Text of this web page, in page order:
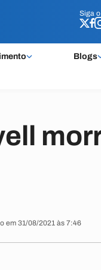
Siga o
Blogs
Siga o
em 31/08/2021 às 7:46